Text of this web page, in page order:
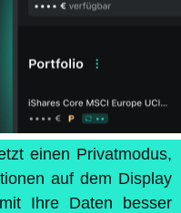
einen Privatmodus,
auf dem Display
Ihre Daten besser